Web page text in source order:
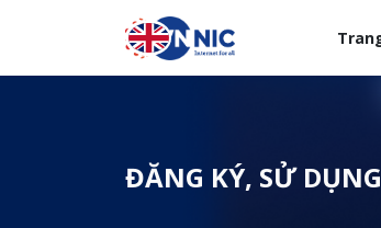
Nhảy đến nội dung
Menuheader
ĐĂNG KÝ, SỬ